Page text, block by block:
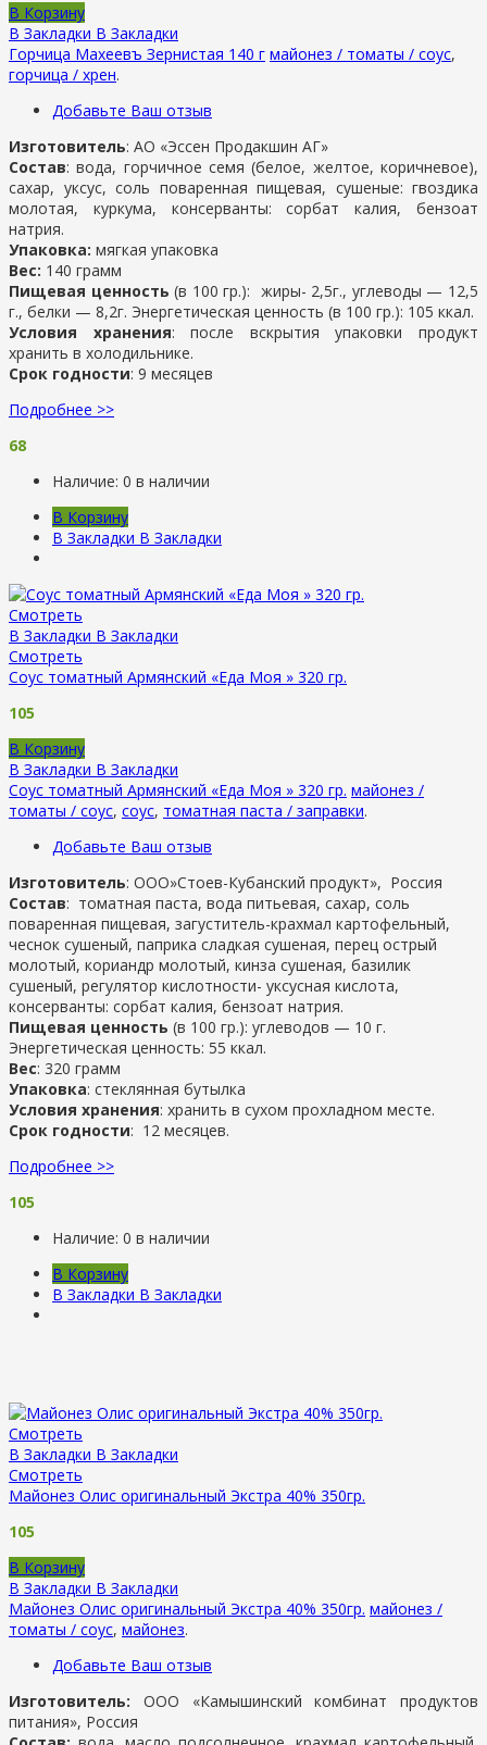
В Корзину
В Закладки В Закладки
Горчица Махеевъ Зернистая 140 г майонез / томаты / соус,
горчица / хрен.
Добавьте Ваш отзыв
Изготовитель: АО «Эссен Продакшин АГ»
Состав: вода, горчичное семя (белое, желтое, коричневое),
сахар, уксус, соль поваренная пищевая, сушеные: гвоздика
молотая, куркума, консерванты: сорбат калия, бензоат
натрия.
Упаковка: мягкая упаковка
Вес: 140 грамм
Пищевая ценность(в 100 гр.): жиры- 2,5г., углеводы — 12,5
г., белки — 8,2г. Энергетическая ценность (в 100 гр.): 105 ккал.
Условия хранения: после вскрытия упаковки продукт
хранить в холодильнике.
Срок годности: 9 месяцев
Подробнее >>
68
Наличие: 0 в наличии
В Корзину
В Закладки В Закладки
Смотреть
В Закладки В Закладки
Смотреть
Соус томатный Армянский «Еда Моя » 320 гр.
105
В Корзину
В Закладки В Закладки
Соус томатный Армянский «Еда Моя » 320 гр. майонез /
томаты / соус, соус, томатная паста / заправки.
Добавьте Ваш отзыв
Изготовитель: ООО»Стоев-Кубанский продукт», Россия
Состав: томатная паста, вода питьевая, сахар, соль
поваренная пищевая, загуститель-крахмал картофельный,
чеснок сушеный, паприка сладкая сушеная, перец острый
молотый, кориандр молотый, кинза сушеная, базилик
сушеный, регулятор кислотности- уксусная кислота,
консерванты: сорбат калия, бензоат натрия.
Пищевая ценность (в 100 гр.): углеводов — 10 г.
Энергетическая ценность: 55 ккал.
Вес: 320 грамм
Упаковка: стеклянная бутылка
Условия хранения: хранить в сухом прохладном месте.
Срок годности: 12 месяцев.
Подробнее >>
105
Наличие: 0 в наличии
В Корзину
В Закладки В Закладки
Смотреть
В Закладки В Закладки
Смотреть
Майонез Олис оригинальный Экстра 40% 350гр.
105
В Корзину
В Закладки В Закладки
Майонез Олис оригинальный Экстра 40% 350гр. майонез /
томаты / соус, майонез.
Добавьте Ваш отзыв
Изготовитель: ООО «Камышинский комбинат продуктов
питания», Россия